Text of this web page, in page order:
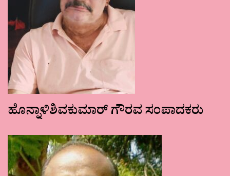
ಹೊನ್ನಾಳಿಶಿವಕುಮಾರ್ ಗೌರವ ಸಂಪಾದಕರು